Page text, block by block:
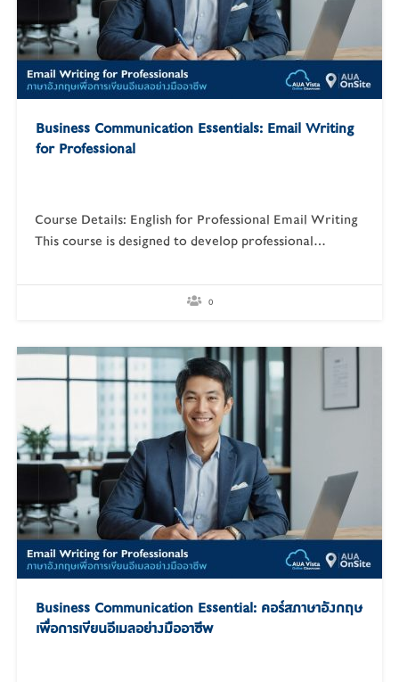
Business Communication Essentials: Email Writing
for Professional
Course Details: English for Professional Email Writing
This course is designed to develop professional
politeness, and concise communication. It covers a
wide range of workplace correspondence, from
professional exchanges with international partners and
clients. Learning Objectives Write formal,…
0
Business Communication Essential: คอร์สภาษาอังกฤษ
เพื่อการเขียนอีเมลอย่างมืออาชีพ